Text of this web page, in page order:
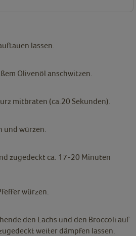
lassen.
Olivenöl anschwitzen.
mitbraten (ca.20 Sekunden).
und würzen.
zugedeckt ca. 17-20 Minuten
würzen.
den Lachs und den Broccoli auf
weiter dämpfen lassen.